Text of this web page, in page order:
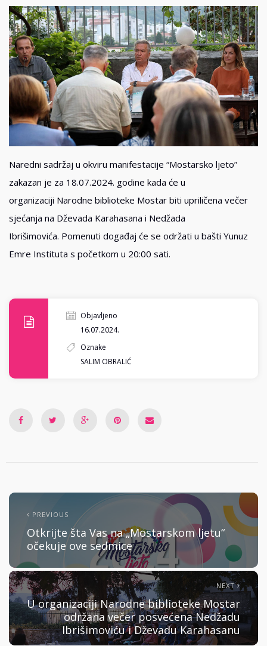
Naredni sadržaj u okviru manifestacije “Mostarsko ljeto”
zakazan je za 18.07.2024. godine kada će u
organizaciji Narodne biblioteke Mostar biti upriličena večer
sjećanja na Dževada Karahasana i Nedžada
Ibrišimovića. Pomenuti događaj će se održati u bašti Yunuz
Emre Instituta s početkom u 20:00 sati.
Objavljeno
16.07.2024.
Oznake
SALIM OBRALIĆ
PREVIOUS
Otkrijte šta Vas na „Mostarskom ljetu“
očekuje ove sedmice
NEXT
U organizaciji Narodne biblioteke Mostar
održana večer posvećena Nedžadu
Ibrišimoviću i Dževadu Karahasanu